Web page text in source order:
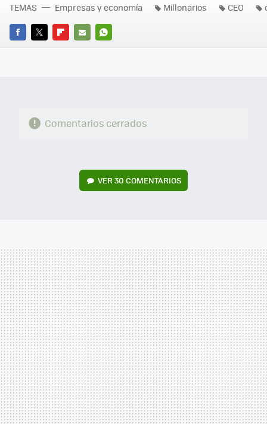
FACEBOOK
TWITTERFLIPBOARD
E-
WHATSAPP
TEMAS Empresas y economía Millonarios CEO
Comentarios cerrados
VER30 COMENTARIOS